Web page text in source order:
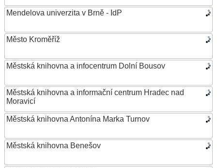
Mendelova univerzita v Brně - IdP
Město Kroměříž
Městská knihovna a infocentrum Dolní Bousov
Městská knihovna a informační centrum Hradec nad
Moravicí
Městská knihovna Antonína Marka Turnov
Městská knihovna Benešov